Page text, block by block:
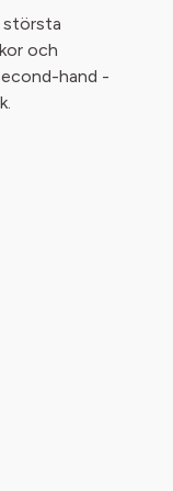
största
och
hand -